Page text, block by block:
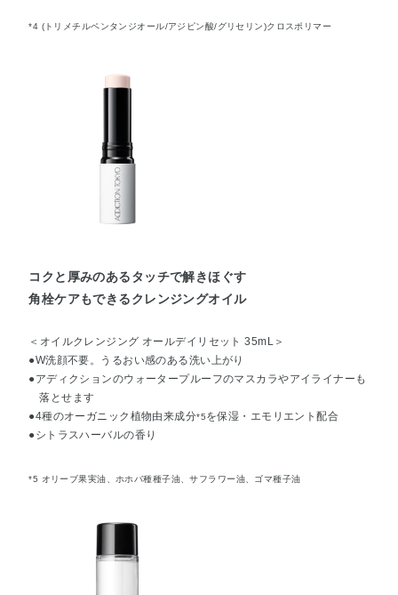
*4 (トリメチルペンタンジオール/アジピン酸/グリセリン)クロスポリマー
コクと厚みのあるタッチで解きほぐす
角栓ケアもできるクレンジングオイル
＜オイルクレンジング オールデイリセット 35mL＞
●W洗顔不要。うるおい感のある洗い上がり
●アディクションのウォータープルーフのマスカラやアイライナーも
落とせます
●4種のオーガニック植物由来成分*5を保湿・エモリエント配合
●シトラスハーバルの香り
*5 オリーブ果実油、ホホバ種種子油、サフラワー油、ゴマ種子油